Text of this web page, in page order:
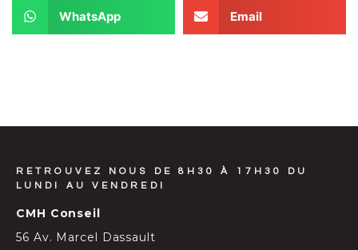
WhatsApp Email
RETROUVEZ NOUS DE 8H30 À 17H30 DU
LUNDI AU VENDREDI
CMH Conseil
56 Av. Marcel Dassault